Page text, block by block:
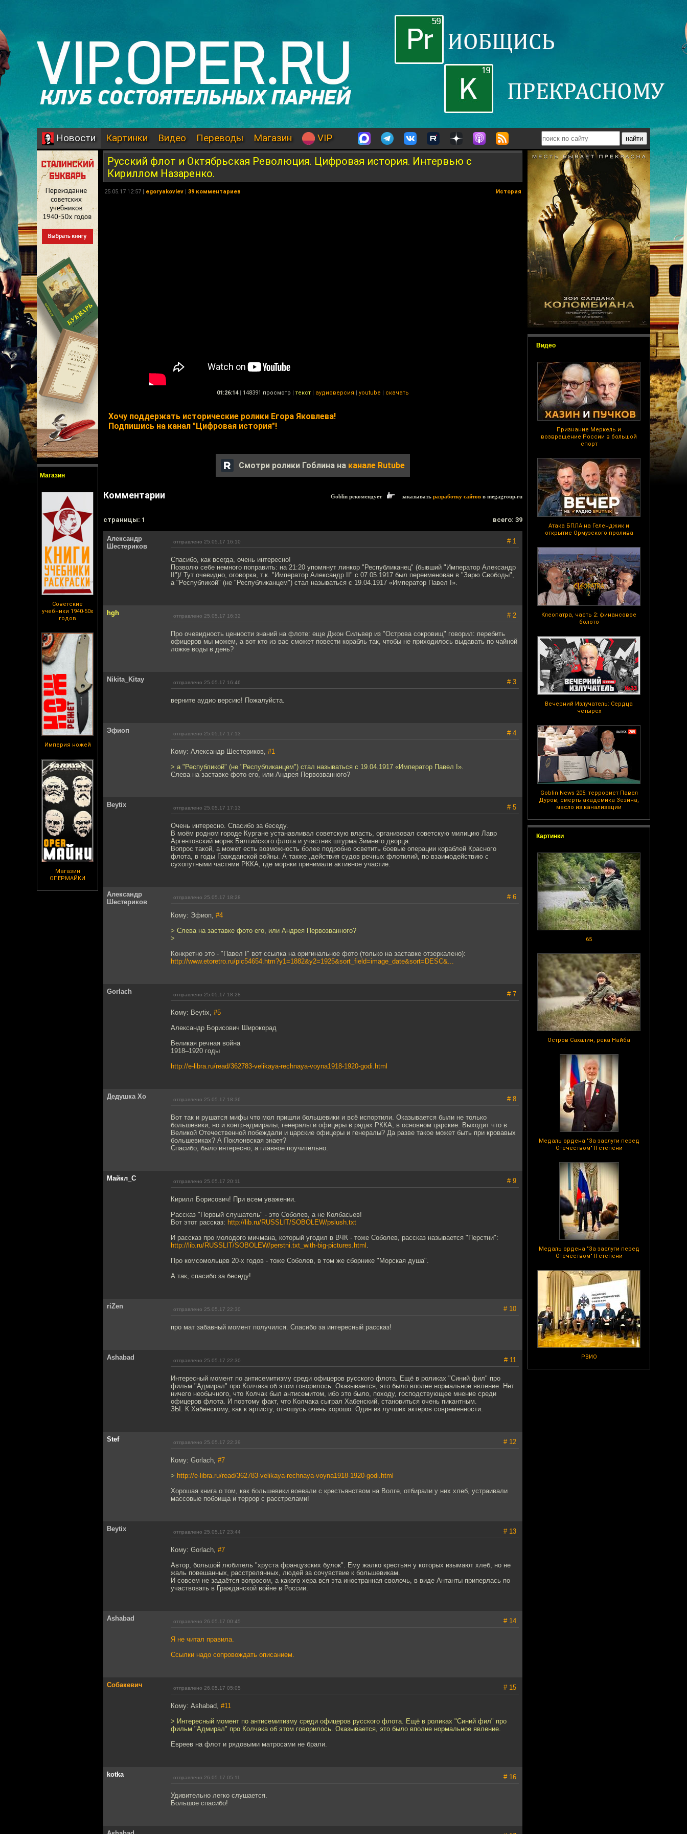
Новости Картинки Видео Переводы Магазин VIP
Магазин
Советские
учебники 1940-50х
годов
Империя ножей
Магазин
ОПЕРМАЙКИ
Видео
Признание Меркель и
возвращение России в большой
спорт
Атака БПЛА на Геленджик и
открытие Ормузского пролива
Клеопатра, часть 2: финансовое
болото
Вечерний Излучатель: Сердца
четырех
Goblin News 205: террорист Павел
Дуров, смерть академика Зезина,
масло из канализации
Картинки
65
Остров Сахалин, река Найба
Медаль ордена "За заслуги перед
Отечеством" II степени
Медаль ордена "За заслуги перед
Отечеством" II степени
РВИО
Русский флот и Октябрьская Революция. Цифровая история. Интервью с
Кириллом Назаренко.
25.05.17 12:57 | egoryakovlev | 39 комментариев История
01:26:14 | 148391 просмотр | текст | аудиоверсия | youtube | скачать
Хочу поддержать исторические ролики Егора Яковлева!
Подпишись на канал "Цифровая история"!
Смотри ролики Гоблина на канале Rutube
Комментарии Goblin рекомендует заказывать разработку сайтов в megagroup.ru
cтраницы: 1 всего: 39
Александр
Шестериков
отправлено 25.05.17 16:10 # 1
Спасибо, как всегда, очень интересно!
Позволю себе немного поправить: на 21:20 упомянут линкор "Республиканец" (бывший "Император Александр
II")/ Тут очевидно, оговорка, т.к. "Император Александр II" с 07.05.1917 был переименован в "Зарю Свободы",
а "Республикой" (не "Республиканцем") стал называться с 19.04.1917 «Император Павел I».
hgh отправлено 25.05.17 16:32 # 2
Про очевидность ценности знаний на флоте: еще Джон Сильвер из "Острова сокровищ" говорил: перебить
офицеров мы можем, а вот кто из вас сможет повести корабль так, чтобы не приходилось выдавать по чайной
ложке воды в день?
Nikita_Kitay отправлено 25.05.17 16:46 # 3
верните аудио версию! Пожалуйста.
Эфиоп отправлено 25.05.17 17:13 # 4
Кому: Александр Шестериков, #1
> а "Республикой" (не "Республиканцем") стал называться с 19.04.1917 «Император Павел I».
Слева на заставке фото его, или Андрея Первозванного?
Beytix отправлено 25.05.17 17:13 # 5
Очень интересно. Спасибо за беседу.
В моём родном городе Кургане устанавливал советскую власть, организовал советскую милицию Лавр
Аргентовский моряк Балтийского флота и участник штурма Зимнего дворца.
Вопрос такой, а может есть возможность более подробно осветить боевые операции кораблей Красного
флота, в годы Гражданской войны. А также ,действия судов речных флотилий, по взаимодействию с
сухопутными частями РККА, где моряки принимали активное участие.
Александр
Шестериков
отправлено 25.05.17 18:28 # 6
Кому: Эфиоп, #4
> Слева на заставке фото его, или Андрея Первозванного?
>
Конкретно это - "Павел I" вот ссылка на оригинальное фото (только на заставке отзеркалено):
http://www.etoretro.ru/pic54654.htm?y1=1882&y2=1925&sort_field=image_date&sort=DESC&...
Gorlach отправлено 25.05.17 18:28 # 7
Кому: Beytix, #5
Александр Борисович Широкорад
Великая речная война
1918–1920 годы
http://e-libra.ru/read/362783-velikaya-rechnaya-voyna1918-1920-godi.html
Дедушка Хо отправлено 25.05.17 18:36 # 8
Вот так и рушатся мифы что мол пришли большевики и всё испортили. Оказывается были не только
большевики, но и контр-адмиралы, генералы и офицеры в рядах РККА, в основном царские. Выходит что в
Великой Отечественной побеждали и царские офицеры и генералы? Да разве такое может быть при кровавых
большевиках? А Поклонвская знает?
Спасибо, было интересно, а главное поучительно.
Майкл_С отправлено 25.05.17 20:11 # 9
Кирилл Борисович! При всем уважении.
Рассказ "Первый слушатель" - это Соболев, а не Колбасьев!
Вот этот рассказ: http://lib.ru/RUSSLIT/SOBOLEW/pslush.txt
И рассказ про молодого мичмана, который угодил в ВЧК - тоже Соболев, рассказ называется "Перстни":
http://lib.ru/RUSSLIT/SOBOLEW/perstni.txt_with-big-pictures.html .
Про комсомольцев 20-х годов - тоже Соболев, в том же сборнике "Морская душа".
А так, спасибо за беседу!
riZen отправлено 25.05.17 22:30 # 10
про мат забавный момент получился. Спасибо за интересный рассказ!
Ashabad отправлено 25.05.17 22:30 # 11
Интересный момент по антисемитизму среди офицеров русского флота. Ещё в роликах "Синий фил" про
фильм "Адмирал" про Колчака об этом говорилось. Оказывается, это было вполне нормальное явление. Нет
ничего необычного, что Колчак был антисемитом, ибо это было, походу, господствующее мнение среди
офицеров флота. И поэтому факт, что Колчака сыграл Хабенский, становиться очень пикантным.
ЗЫ. К Хабенскому, как к артисту, отношусь очень хорошо. Один из лучших актёров современности.
Stef отправлено 25.05.17 22:39 # 12
Кому: Gorlach, #7
> http://e-libra.ru/read/362783-velikaya-rechnaya-voyna1918-1920-godi.html
Хорошая книга о том, как большевики воевали с крестьянством на Волге, отбирали у них хлеб, устраивали
массовые побоища и террор с расстрелами!
Beytix отправлено 25.05.17 23:44 # 13
Кому: Gorlach, #7
Автор, большой любитель "хруста французских булок". Ему жалко крестьян у которых изымают хлеб, но не
жаль повешанных, расстрелянных, людей за сочувствие к большевикам.
И совсем не задаётся вопросом, а какого хера вся эта иностранная сволочь, в виде Антанты приперлась по
участвовать в Гражданской войне в России.
Ashabad отправлено 26.05.17 00:45 # 14
Я не читал правила.
Ссылки надо сопровождать описанием.
Собакевич отправлено 26.05.17 05:05 # 15
Кому: Ashabad, #11
> Интересный момент по антисемитизму среди офицеров русского флота. Ещё в роликах "Синий фил" про
фильм "Адмирал" про Колчака об этом говорилось. Оказывается, это было вполне нормальное явление.
Евреев на флот и рядовыми матросами не брали.
kotka отправлено 26.05.17 05:11 # 16
Удивительно легко слушается.
Большое спасибо!